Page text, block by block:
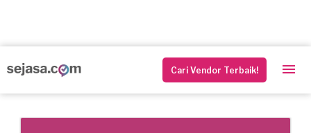
Cari Vendor Terbaik!